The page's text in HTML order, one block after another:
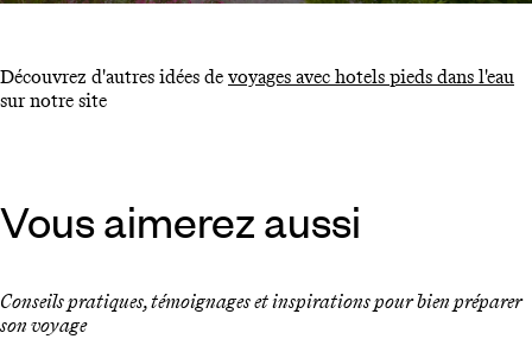
Découvrez d'autres idées de voyages avec hotels pieds dans l'eau
sur notre site
Vous aimerez aussi
Conseils pratiques, témoignages et inspirations pour bien préparer
son voyage